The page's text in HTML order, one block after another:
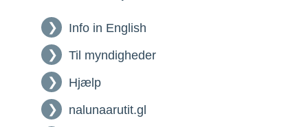
Info in English
Til myndigheder
Hjælp
nalunaarutit.gl